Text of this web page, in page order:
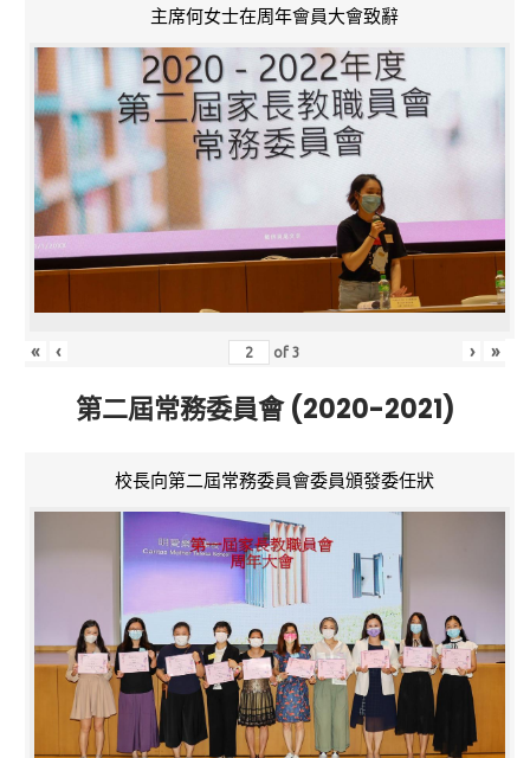
主席何女士在周年會員大會致辭
« ‹ of3 › »
第二屆常務委員會 (2020-2021)
校長向第二屆常務委員會委員頒發委任狀